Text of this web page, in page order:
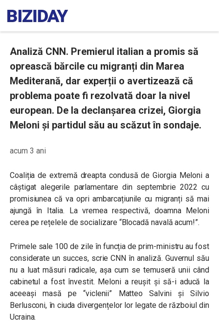
Analiză CNN. Premierul italian a promis să
oprească bărcile cu migranți din Marea
Mediterană, dar experții o avertizează că
problema poate fi rezolvată doar la nivel
european. De la declanșarea crizei, Giorgia
Meloni și partidul său au scăzut în sondaje.
acum 3 ani
Coaliția de extremă dreapta condusă de Giorgia Meloni a
câștigat alegerile parlamentare din septembrie 2022 cu
promisiunea că va opri ambarcațiunile cu migranți să mai
ajungă în Italia. La vremea respectivă, doamna Meloni
cerea pe rețelele de socializare “Blocadă navală acum!”.
Primele sale 100 de zile în funcția de prim-ministru au fost
considerate un succes, scrie CNN în analiză. Guvernul său
nu a luat măsuri radicale, așa cum se temuseră unii când
cabinetul a fost învestit. Meloni a reușit și să-i aducă la
aceeași masă pe “viclenii” Matteo Salvini și Silvio
Berlusconi, în ciuda divergențelor lor legate de războiul din
Ucraina.